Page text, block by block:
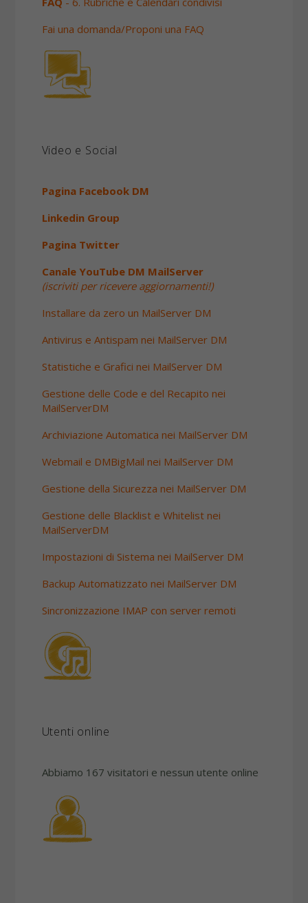
Fai una domanda/Proponi una FAQ
Video e Social
Pagina Facebook DM
Linkedin Group
Pagina Twitter
Canale YouTube DM MailServer
(iscriviti per ricevere aggiornamenti!)
Installare da zero un MailServer DM
Antivirus e Antispam nei MailServer DM
Statistiche e Grafici nei MailServer DM
Gestione delle Code e del Recapito nei
MailServerDM
Archiviazione Automatica nei MailServer DM
Webmail e DMBigMail nei MailServer DM
Gestione della Sicurezza nei MailServer DM
Gestione delle Blacklist e Whitelist nei
MailServerDM
Impostazioni di Sistema nei MailServer DM
Backup Automatizzato nei MailServer DM
Sincronizzazione IMAP con server remoti
Utenti online
Abbiamo 167 visitatori e nessun utente online